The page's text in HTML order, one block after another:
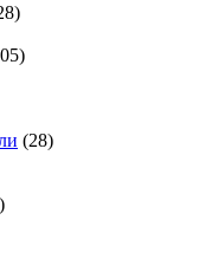
(28)